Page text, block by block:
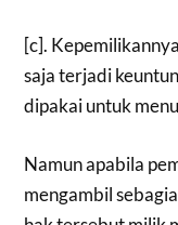
[c].
saja terjadi
dipakai untuk
Namun apabila
mengambil